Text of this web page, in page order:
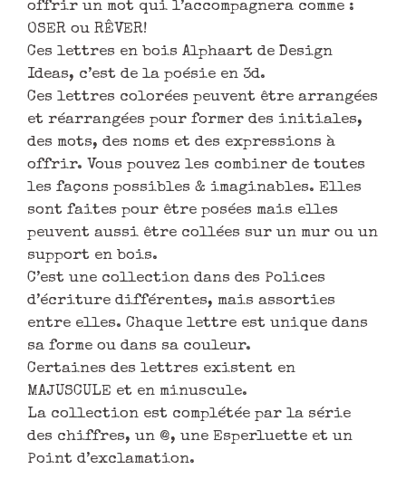
offrir un mot qui l’accompagnera comme :
OSER ou RÊVER!
Ces lettres en bois Alphaart de Design
Ideas, c’est de la poésie en 3d.
Ces lettres colorées peuvent être arrangées
et réarrangées pour former des initiales,
des mots, des noms et des expressions à
offrir. Vous pouvez les combiner de toutes
les façons possibles & imaginables. Elles
sont faites pour être posées mais elles
peuvent aussi être collées sur un mur ou un
support en bois.
C’est une collection dans des Polices
d’écriture différentes, mais assorties
entre elles. Chaque lettre est unique dans
sa forme ou dans sa couleur.
Certaines des lettres existent en
MAJUSCULE et en minuscule.
La collection est complétée par la série
des chiffres, un @, une Esperluette et un
Point d’exclamation.